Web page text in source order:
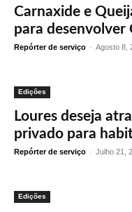
Carnaxide e
para desenvolver
Repórter de serviço - Agosto 8,
Edições
Loures deseja
privado para
Repórter de serviço - Julho 21,
Edições